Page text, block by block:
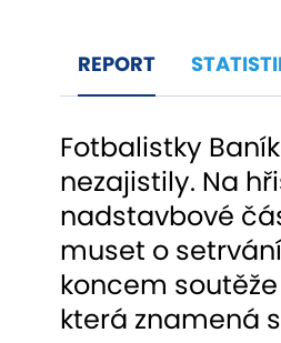
REPORT
Fotbalistky
nezajistily. Na
nadstavbové
muset o
koncem
která znamená